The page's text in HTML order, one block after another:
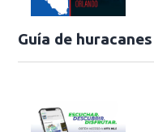
Guía de